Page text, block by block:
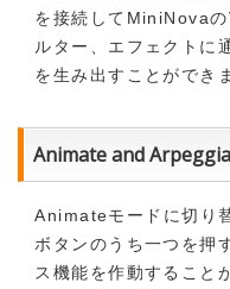
を接続してMiniNova
ルター、エフェクトに
を生み出すことができ
Animate and
Animateモードに切り
ボタンのうち一つを押
ス機能を作動すること